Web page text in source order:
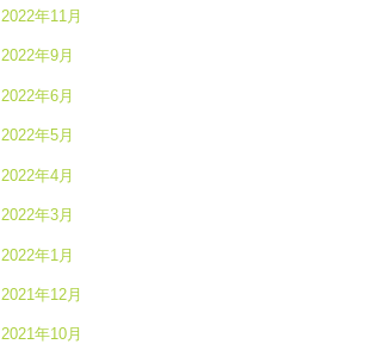
2022年11月
2022年9月
2022年6月
2022年5月
2022年4月
2022年3月
2022年1月
2021年12月
2021年10月